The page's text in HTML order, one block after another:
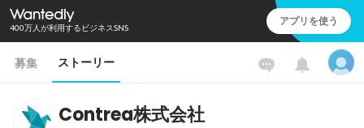
400万人が利用するビジネスSNS アプリを使う
募集 ストーリー
Contrea株式会社